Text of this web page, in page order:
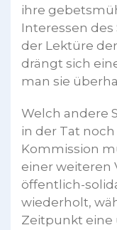
ihre
Interessen des
der Lektüre
drängt sich
man sie
Welch andere
in der Tat
Kommission
einer weiteren
öffentlich-
wiederholt,
Zeitpunkt eine